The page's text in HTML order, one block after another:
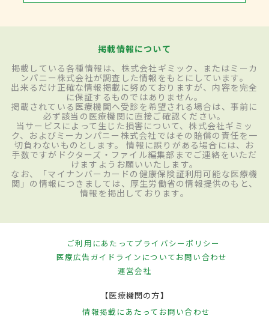
掲載情報について
掲載している各種情報は、株式会社ギミック、またはミーカ
ンパニー株式会社が調査した情報をもとにしています。
出来るだけ正確な情報掲載に努めておりますが、内容を完全
に保証するものではありません。
掲載されている医療機関へ受診を希望される場合は、事前に
必ず該当の医療機関に直接ご確認ください。
当サービスによって生じた損害について、株式会社ギミッ
ク、およびミーカンパニー株式会社ではその賠償の責任を一
切負わないものとします。 情報に誤りがある場合には、お
手数ですがドクターズ・ファイル編集部までご連絡をいただ
けますようお願いいたします。
なお、「マイナンバーカードの健康保険証利用可能な医療機
関」の情報につきましては、厚生労働省の情報提供のもと、
情報を掲出しております。
ご利用にあたってプライバシーポリシー
医療広告ガイドラインについてお問い合わせ
運営会社
【医療機関の方】
情報掲載にあたって お問い合わせ